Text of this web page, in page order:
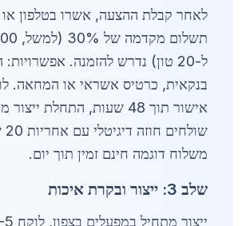
לאחר קבלת ההצעה, אשרו בטלפון
ל-20 טון) נדרש להזמנה.
בנקאית, כרטיס אשראי או המחאה.
אישור תוך 48 שעות, התחלת
משלוח דוגמה חינם זמין תוך יום.
שלב 3: ייצור ובקרת איכות